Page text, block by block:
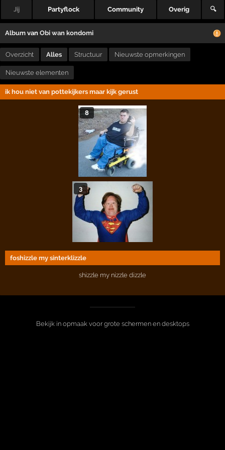
Jij Partyflock Community Overig 🔍
Album vanObi wan kondomi
Overzicht Alles Structuur Nieuwste opmerkingen
Nieuwste elementen
ik hou niet van pottekijkers maar kijk gerust
8
3
foshizzle my sinterklizzle
shizzle my nizzle dizzle
Bekijk in opmaak voor grote schermen en desktops